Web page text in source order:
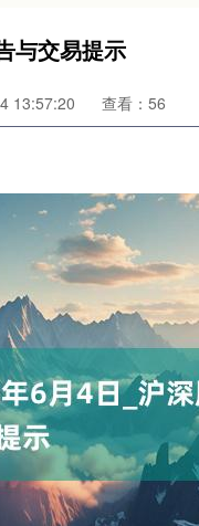
与交易提示
13:57:20 查看：56